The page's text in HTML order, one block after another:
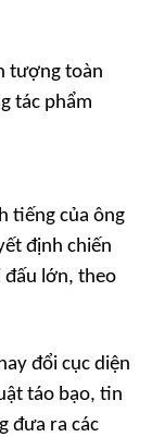
tượng toàn
tác phẩm
tiếng của ông
định chiến
đấu lớn, theo
đổi cục diện
táo bạo, tin
đưa ra các